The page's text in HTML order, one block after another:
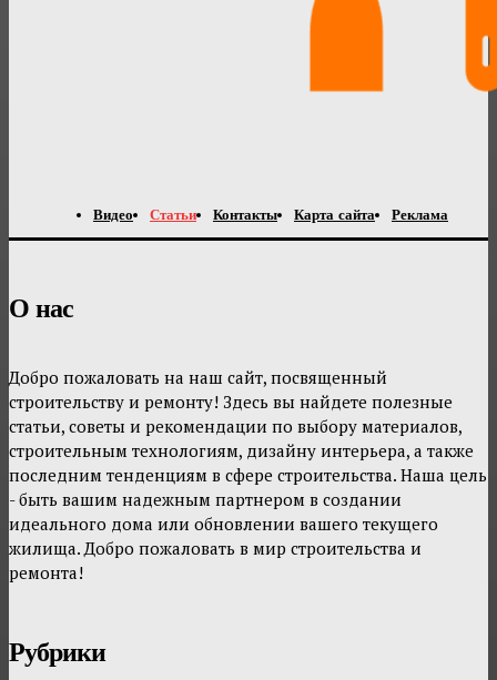
Видео Статьи Контакты Карта сайта Реклама
О нас
Добро пожаловать на наш сайт, посвященный
строительству и ремонту! Здесь вы найдете полезные
статьи, советы и рекомендации по выбору материалов,
строительным технологиям, дизайну интерьера, а также
последним тенденциям в сфере строительства. Наша цель
- быть вашим надежным партнером в создании
идеального дома или обновлении вашего текущего
жилища. Добро пожаловать в мир строительства и
ремонта!
Рубрики